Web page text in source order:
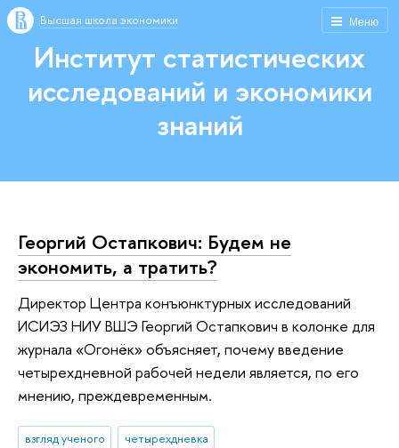
Меню
Высшая школа экономики
Институт статистических
исследований и экономики
знаний
Георгий Остапкович: Будем не
экономить, а тратить?
Директор Центра конъюнктурных исследований
ИСИЭЗ НИУ ВШЭ Георгий Остапкович в колонке для
журнала «Огонёк» объясняет, почему введение
четырехдневной рабочей недели является, по его
мнению, преждевременным.
взгляд ученого четырехдневка